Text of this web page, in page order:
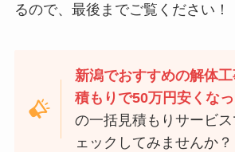
るので、最後までご覧ください！
新潟でおすすめの解体
積もりで50万円安くな
の一括見積もりサービ
ェックしてみませんか？